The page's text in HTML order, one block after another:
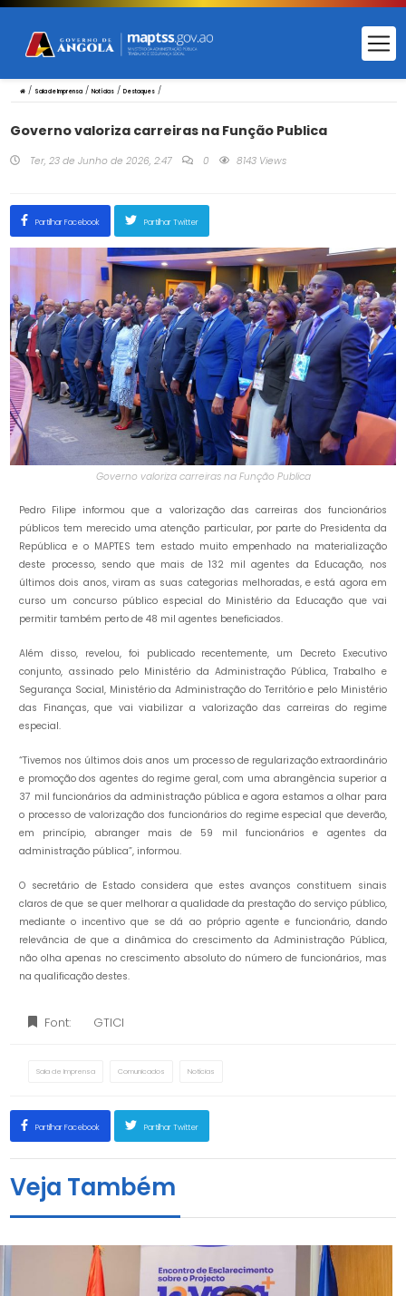
/ Sala de Imprensa/ Notícias/ Destaques/
Governo valoriza carreiras na Função Publica
Ter, 23 de Junho de 2026, 2:47 0 8143 Views
Partilhar Facebook Partilhar Twitter
Governo valoriza carreiras na Função Publica
Pedro Filipe informou que a valorização das carreiras dos funcionários
públicos tem merecido uma atenção particular, por parte do Presidenta da
República e o MAPTES tem estado muito empenhado na materialização
deste processo, sendo que mais de 132 mil agentes da Educação, nos
últimos dois anos, viram as suas categorias melhoradas, e está agora em
curso um concurso público especial do Ministério da Educação que vai
permitir também perto de 48 mil agentes beneficiados.
Além disso, revelou, foi publicado recentemente, um Decreto Executivo
conjunto, assinado pelo Ministério da Administração Pública, Trabalho e
Segurança Social, Ministério da Administração do Território e pelo Ministério
das Finanças, que vai viabilizar a valorização das carreiras do regime
especial.
“Tivemos nos últimos dois anos um processo de regularização extraordinário
e promoção dos agentes do regime geral, com uma abrangência superior a
37 mil funcionários da administração pública e agora estamos a olhar para
o processo de valorização dos funcionários do regime especial que deverão,
em princípio, abranger mais de 59 mil funcionários e agentes da
administração pública”, informou.
O secretário de Estado considera que estes avanços constituem sinais
claros de que se quer melhorar a qualidade da prestação do serviço público,
mediante o incentivo que se dá ao próprio agente e funcionário, dando
relevância de que a dinâmica do crescimento da Administração Pública,
não olha apenas no crescimento absoluto do número de funcionários, mas
na qualificação destes.
Font: GTICI
Sala de Imprensa Comunicados Notícias
Partilhar Facebook Partilhar Twitter
Veja Também